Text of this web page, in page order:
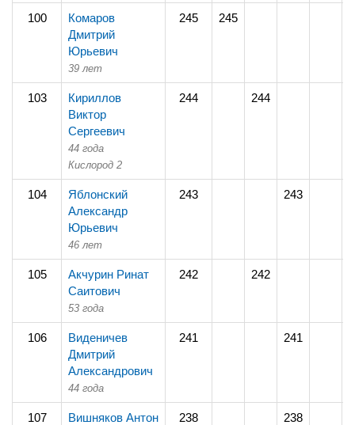
100
Комаров
Дмитрий
Юрьевич
39 лет
245 245
103
Кириллов
Виктор
Сергеевич
44 года
Кислород 2
244 244
104
Яблонский
Александр
Юрьевич
46 лет
243 243
105
Акчурин Ринат
Саитович
53 года
242 242
106
Виденичев
Дмитрий
Александрович
44 года
241 241
107
Вишняков Антон
238 238